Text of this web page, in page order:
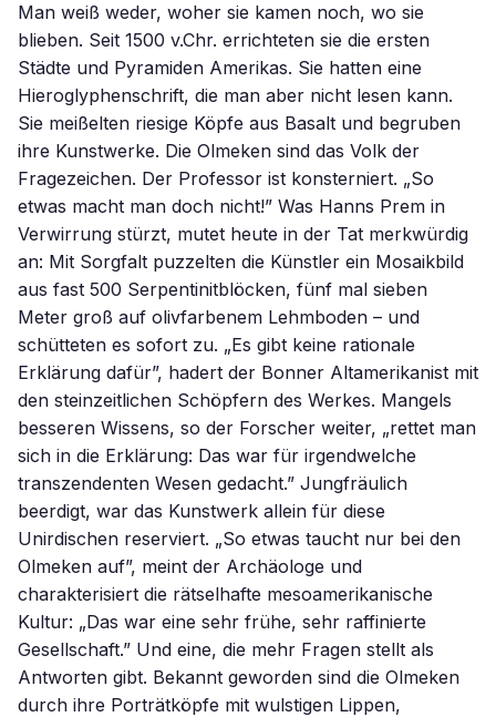
Man weiß weder, woher sie kamen noch, wo sie
blieben. Seit 1500 v.Chr. errichteten sie die ersten
Städte und Pyramiden Amerikas. Sie hatten eine
Hieroglyphenschrift, die man aber nicht lesen kann.
Sie meißelten riesige Köpfe aus Basalt und begruben
ihre Kunstwerke. Die Olmeken sind das Volk der
Fragezeichen. Der Professor ist konsterniert. „So
etwas macht man doch nicht!” Was Hanns Prem in
Verwirrung stürzt, mutet heute in der Tat merkwürdig
an: Mit Sorgfalt puzzelten die Künstler ein Mosaikbild
aus fast 500 Serpentinitblöcken, fünf mal sieben
Meter groß auf olivfarbenem Lehmboden – und
schütteten es sofort zu. „Es gibt keine rationale
Erklärung dafür”, hadert der Bonner Altamerikanist mit
den steinzeitlichen Schöpfern des Werkes. Mangels
besseren Wissens, so der Forscher weiter, „rettet man
sich in die Erklärung: Das war für irgendwelche
transzendenten Wesen gedacht.” Jungfräulich
beerdigt, war das Kunstwerk allein für diese
Unirdischen reserviert. „So etwas taucht nur bei den
Olmeken auf”, meint der Archäologe und
charakterisiert die rätselhafte mesoamerikanische
Kultur: „Das war eine sehr frühe, sehr raffinierte
Gesellschaft.” Und eine, die mehr Fragen stellt als
Antworten gibt. Bekannt geworden sind die Olmeken
durch ihre Porträtköpfe mit wulstigen Lippen,